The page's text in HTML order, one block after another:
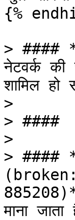
{%
> ####
नेटवर्क की
शामिल
>
> ####
>
> ####
माना